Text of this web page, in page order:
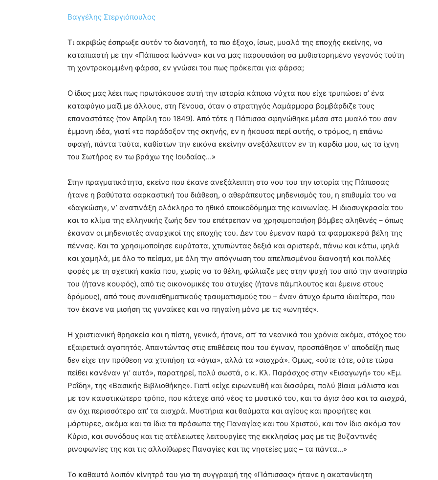
Βαγγέλης Στεργιόπουλος
Τι ακριβώς έσπρωξε αυτόν το διανοητή, το πιο έξοχο, ίσως, μυαλό της εποχής εκείνης, να
καταπιαστή με την «Πάπισσα Ιωάννα» και να μας παρουσιάση σα μυθιστορημένο γεγονός τούτη
τη χοντροκομμένη φάρσα, εν γνώσει του πως πρόκειται για φάρσα;
Ο ίδιος μας λέει πως πρωτάκουσε αυτή την ιστορία κάποια νύχτα που είχε τρυπώσει σ’ ένα
καταφύγιο μαζί με άλλους, στη Γένουα, όταν ο στρατηγός Λαμάρμορα βομβάρδιζε τους
επαναστάτες (τον Απρίλη του 1849). Από τότε η Πάπισσα σφηνώθηκε μέσα στο μυαλό του σαν
έμμονη ιδέα, γιατί «το παράδοξον της σκηνής, εν η ήκουσα περί αυτής, ο τρόμος, η επάνω
σφαγή, πάντα ταύτα, καθίστων την εικόνα εκείνην ανεξάλειπτον εν τη καρδία μου, ως τα ίχνη
του Σωτήρος εν τω βράχω της Ιουδαίας…»
Στην πραγματικότητα, εκείνο που έκανε ανεξάλειπτη στο νου του την ιστορία της Πάπισσας
ήτανε η βαθύτατα σαρκαστική του διάθεση, ο αθεράπευτος μηδενισμός του, η επιθυμία του να
«δαγκώση», ν’ ανατινάξη ολόκληρο το ηθικό εποικοδόμημα της κοινωνίας. Η ιδιοσυγκρασία του
και το κλίμα της ελληνικής ζωής δεν του επέτρεπαν να χρησιμοποιήση βόμβες αληθινές – όπως
έκαναν οι μηδενιστές αναρχικοί της εποχής του. Δεν του έμεναν παρά τα φαρμακερά βέλη της
πέννας. Και τα χρησιμοποίησε ευρύτατα, χτυπώντας δεξιά και αριστερά, πάνω και κάτω, ψηλά
και χαμηλά, με όλο το πείσμα, με όλη την απόγνωση του απελπισμένου διανοητή και πολλές
φορές με τη σχετική κακία που, χωρίς να το θέλη, φώλιαζε μες στην ψυχή του από την αναπηρία
του (ήτανε κουφός), από τις οικονομικές του ατυχίες (ήτανε πάμπλουτος και έμεινε στους
δρόμους), από τους συναισθηματικούς τραυματισμούς του – έναν άτυχο έρωτα ιδιαίτερα, που
τον έκανε να μισήση τις γυναίκες και να πηγαίνη μόνο με τις «ωνητές».
Η χριστιανική θρησκεία και η πίστη, γενικά, ήτανε, απ’ τα νεανικά του χρόνια ακόμα, στόχος του
εξαιρετικά αγαπητός. Απαντώντας στις επιθέσεις που του έγιναν, προσπάθησε ν’ αποδείξη πως
δεν είχε την πρόθεση να χτυπήση τα «άγια», αλλά τα «αισχρά». Όμως, «ούτε τότε, ούτε τώρα
πείθει κανέναν γι’ αυτό», παρατηρεί, πολύ σωστά, ο κ. Κλ. Παράσχος στην «Εισαγωγή» του «Εμ.
Ροΐδη», της «Βασικής Βιβλιοθήκης». Γιατί «είχε ειρωνευθή και διασύρει, πολύ βίαια μάλιστα και
με τον καυστικώτερο τρόπο, που κάτεχε από νέος το μυστικό του, και τα άγια όσο και τα αισχρά,
αν όχι περισσότερο απ’ τα αισχρά. Μυστήρια και θαύματα και αγίους και προφήτες και
μάρτυρες, ακόμα και τα ίδια τα πρόσωπα της Παναγίας και του Χριστού, και τον ίδιο ακόμα τον
Κύριο, και συνόδους και τις ατέλειωτες λειτουργίες της εκκλησίας μας με τις βυζαντινές
ρινοφωνίες της και τις αλλοίθωρες Παναγίες και τις νηστείες μας – τα πάντα…»
Το καθαυτό λοιπόν κίνητρό του για τη συγγραφή της «Πάπισσας» ήτανε η ακατανίκητη